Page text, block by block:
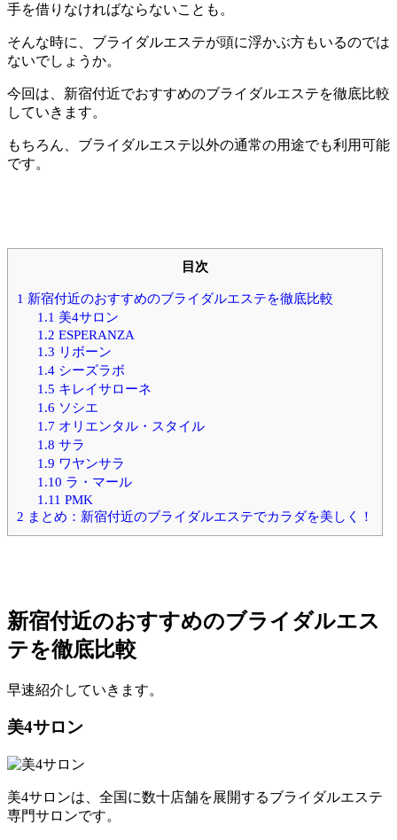
手を借りなければならないことも。
そんな時に、ブライダルエステが頭に浮かぶ方もいるのでは
ないでしょうか。
今回は、新宿付近でおすすめのブライダルエステを徹底比較
していきます。
もちろん、ブライダルエステ以外の通常の用途でも利用可能
です。
目次
1 新宿付近のおすすめのブライダルエステを徹底比較
1.1 美4サロン
1.2 ESPERANZA
1.3 リボーン
1.4シーズラボ
1.5 キレイサローネ
1.6 ソシエ
1.7 オリエンタル・スタイル
1.8 サラ
1.9 ワヤンサラ
1.10 ラ・マール
1.11 PMK
2 まとめ：新宿付近のブライダルエステでカラダを美しく！
新宿付近のおすすめのブライダルエス
テを徹底比較
早速紹介していきます。
美4サロン
美4サロンは、全国に数十店舗を展開するブライダルエステ
専門サロンです。